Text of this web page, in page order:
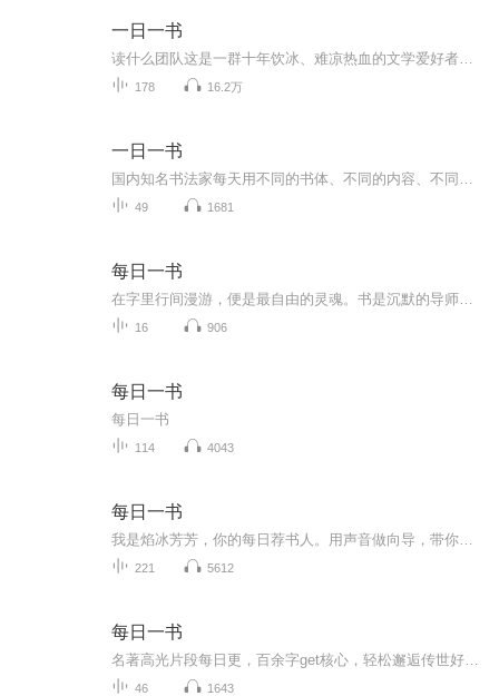
一日一书
178 16.2万
一日一书
49 1681
每日一书
16 906
每日一书
每日一书
114 4043
每日一书
221 5612
每日一书
46 1643